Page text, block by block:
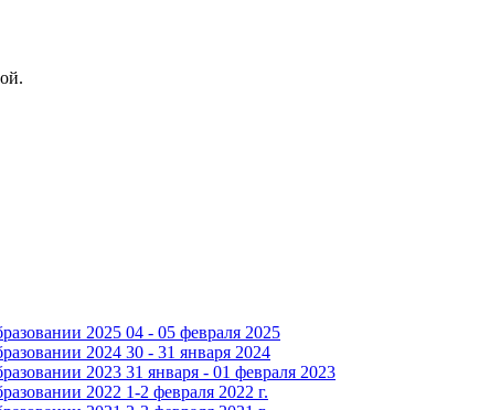
2025 04 - 05 февраля 2025
2024 30 - 31 января 2024
2023 31 января - 01 февраля 2023
2022 1-2 февраля 2022 г.